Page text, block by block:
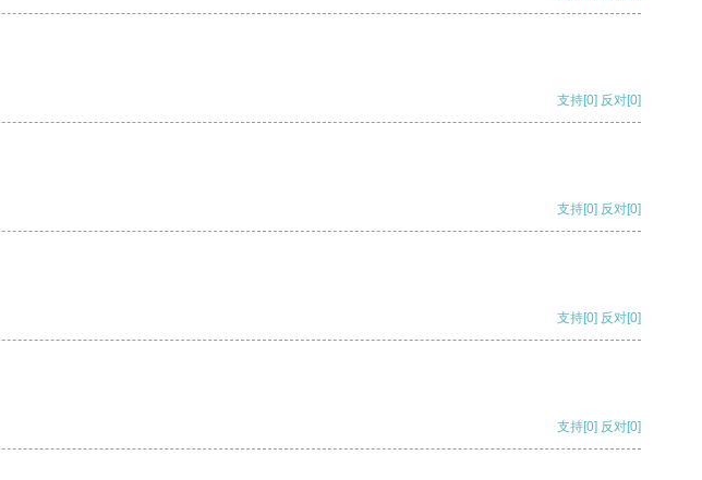
支持[0] 反对[0]
支持[0] 反对[0]
支持[0] 反对[0]
支持[0] 反对[0]